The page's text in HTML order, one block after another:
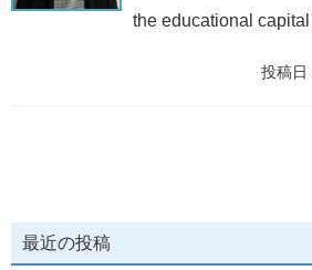
the educational
投稿日
最近の投稿